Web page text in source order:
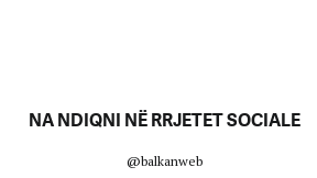
NA NDIQNI NË RRJETET SOCIALE
@balkanweb